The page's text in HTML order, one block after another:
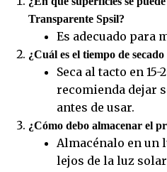
Transparente Spsil?
Es adecuado para
¿Cuál es el tiempo de
Seca al tacto en
recomienda dejar
antes de usar.
¿Cómo debo almacenar el
Almacénalo en un
lejos de la luz